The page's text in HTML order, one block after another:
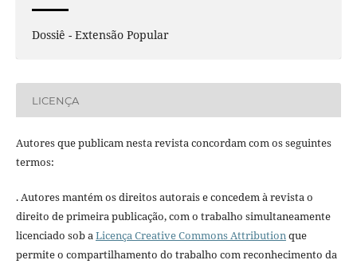
Dossiê - Extensão Popular
LICENÇA
Autores que publicam nesta revista concordam com os seguintes
termos:
. Autores mantém os direitos autorais e concedem à revista o
direito de primeira publicação, com o trabalho simultaneamente
licenciado sob aLicença Creative Commons Attributionque
permite o compartilhamento do trabalho com reconhecimento da